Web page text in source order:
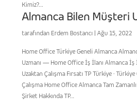
Kimiz?...
Almanca Bilen Müşteri
tarafından Erdem Bostancı | Ağu 15, 2022
Home Office Türkiye Geneli Almanca
Uzmanı — Home Office İş İlanı Almanca İş
Uzaktan Çalışma Fırsatı TP Türkiye ·
Çalışma Home Office Almanca Tam
Şirket Hakkında TP...